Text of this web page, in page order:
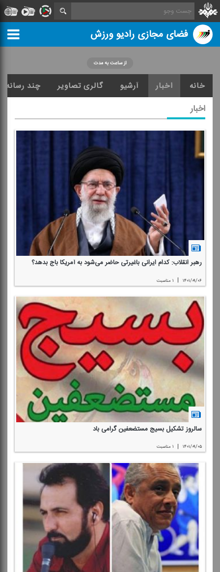
فضای مجازی رادیو ورزش
از ساعت به مدت
خانه اخبار آرشیو گالری تصاویر چند رسانه
اخبار
رهبر انقلاب: كدام ایرانی باغیرتی حاضر می‌شود به آمریكا باج بدهد؟
۱۴۰۱/۰۹/۰۶ | ۱ مناسبت
سالروز تشكیل بسیج مستضعفین گرامی باد
۱۴۰۱/۰۹/۰۵ | ۱ مناسبت